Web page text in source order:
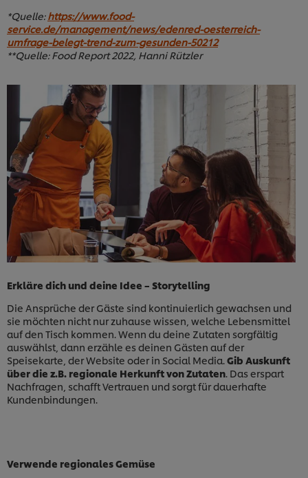
*Quelle:https://www.food-
service.de/management/news/edenred-oesterreich-
umfrage-belegt-trend-zum-gesunden-50212
**Quelle: Food Report 2022, Hanni Rützler
Erkläre dich und deine Idee – Storytelling
Die Ansprüche der Gäste sind kontinuierlich gewachsen und
sie möchten nicht nur zuhause wissen, welche Lebensmittel
auf den Tisch kommen. Wenn du deine Zutaten sorgfältig
auswählst, dann erzähle es deinen Gästen auf der
Speisekarte, der Website oder in Social Media.Gib Auskunft
über die z.B. regionale Herkunft von Zutaten. Das erspart
Nachfragen, schafft Vertrauen und sorgt für dauerhafte
Kundenbindungen.
Verwende regionales Gemüse